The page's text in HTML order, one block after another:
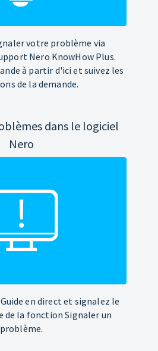
votre problème via
Nero KnowHow Plus.
à partir d'ici et suivez les
de la demande.
dans le logiciel
Nero
en direct et signalez le
de la fonction Signaler un
problème.